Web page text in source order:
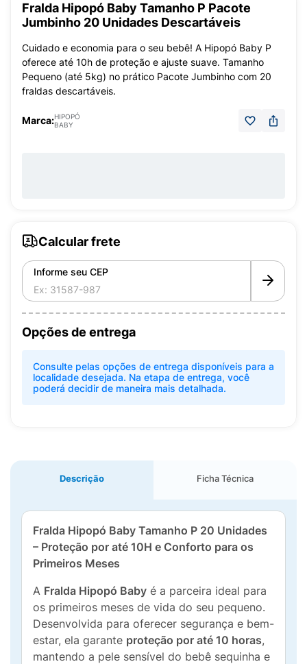
Fralda Hipopó Baby Tamanho P Pacote
Jumbinho 20 Unidades Descartáveis
Cuidado e economia para o seu bebê! A Hipopó Baby P
oferece até 10h de proteção e ajuste suave. Tamanho
Pequeno (até 5kg) no prático Pacote Jumbinho com 20
fraldas descartáveis.
Marca:HIPOPÓ
BABY
Calcular frete
Informe seu CEP
Opções de entrega
Consulte pelas opções de entrega disponíveis para a
localidade desejada. Na etapa de entrega, você
poderá decidir de maneira mais detalhada.
Descrição Ficha Técnica
Fralda Hipopó Baby Tamanho P 20 Unidades
– Proteção por até 10H e Conforto para os
Primeiros Meses
A Fralda Hipopó Baby é a parceira ideal para
os primeiros meses de vida do seu pequeno.
Desenvolvida para oferecer segurança e bem-
estar, ela garante proteção por até 10 horas,
mantendo a pele sensível do bebê sequinha e